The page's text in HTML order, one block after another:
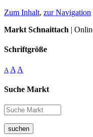
Zum Inhalt, zur Navigation
Markt Schnaittach |
Schriftgröße
A A A
Suche Markt
suchen